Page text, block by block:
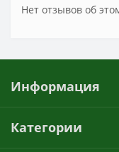
Нет отзывов об
Информация
Категории